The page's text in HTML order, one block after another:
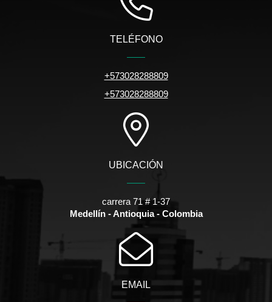
TELÉFONO
+573028288809
+573028288809
UBICACIÓN
carrera 71 # 1-37
Medellín - Antioquia - Colombia
EMAIL